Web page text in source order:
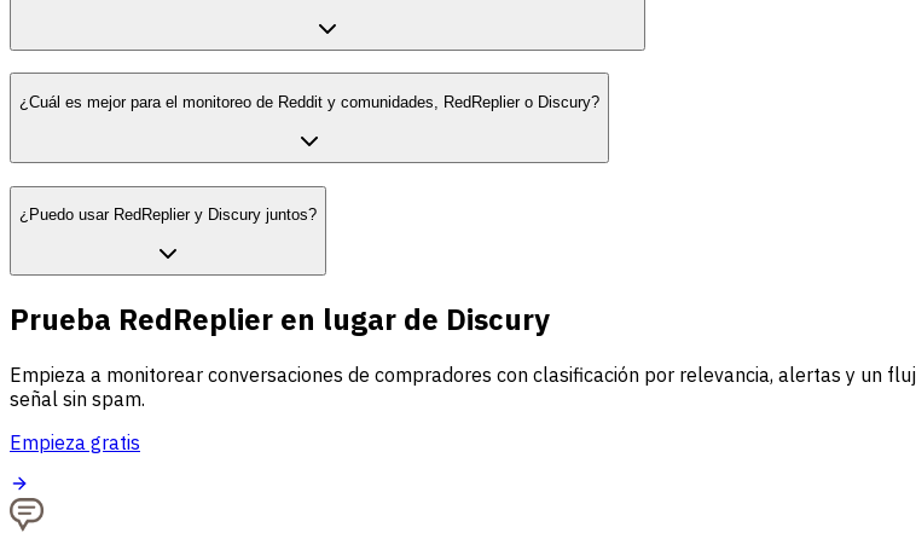
¿Cuál es mejor para el monitoreo de Reddit y comunidades, RedReplier o Discury?
¿Puedo usar RedReplier y Discury juntos?
Prueba RedReplier en lugar de Discury
Empieza a monitorear conversaciones de compradores con clasificación por relevancia, alertas y un
señal sin spam.
Empieza gratis